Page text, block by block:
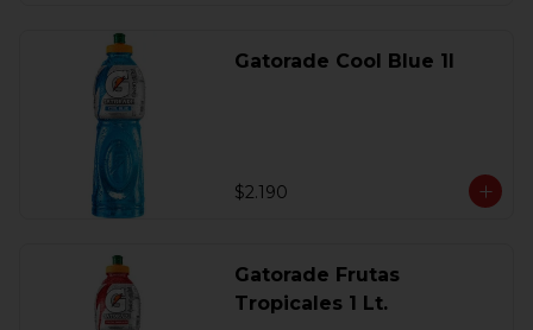
Gatorade Cool Blue 1l
$2.190
Gatorade Frutas
Tropicales 1 Lt.